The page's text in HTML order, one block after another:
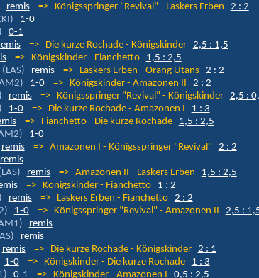
remis=> Königsspringer "Revival" - Laskers Erben 2 : 2
1-0
0-1
=> Die kurze Rochade - Königskinder 2,5 : 1,5
=> Königskinder - Fianchetto 1,5 : 2,5
remis=> Laskers Erben - Orang Utans 2 : 2
1-0=> Königskinder - Amazonen II 2 : 2
remis=> Königsspringer "Revival" - Königskinder 2,5 :
1-0=> Die kurze Rochade - Amazonen I 1 : 3
=> Fianchetto - Die kurze Rochade 1,5 : 2,5
1-0
remis=> Amazonen I - Königsspringer "Revival" 2 : 2
remis
remis=> Amazonen II - Laskers Erben 1,5 : 2,5
=> Königskinder - Fianchetto 1 : 2
remis=> Laskers Erben - Fianchetto 2 : 2
1-0=> Königsspringer "Revival" - Amazonen II 2,5 :
remis
remis
remis=> Die kurze Rochade - Königskinder 2 : 1
1-0=> Königskinder - Die kurze Rochade 1 : 3
0-1 => Königskinder - Amazonen I 0,5 : 2,5